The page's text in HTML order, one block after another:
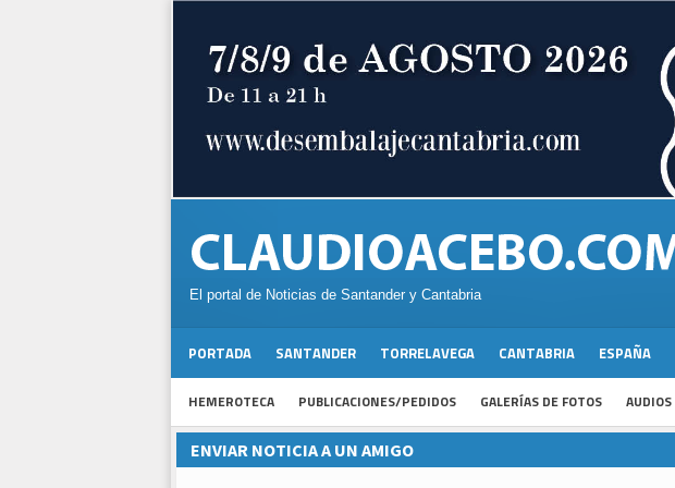
El portal de Noticias de Santander y Cantabria
PORTADA SANTANDER TORRELAVEGA CANTABRIA ESPAÑA
HEMEROTECA PUBLICACIONES/PEDIDOS GALERÍAS DE FOTOS AUDIOS
ENVIAR NOTICIA A UN AMIGO